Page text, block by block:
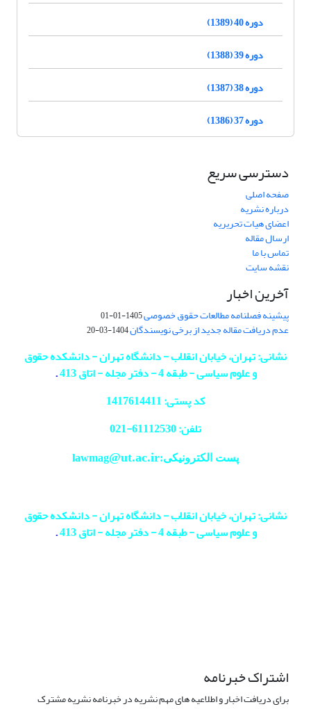
دوره 40 (1389)
دوره 39 (1388)
دوره 38 (1387)
دوره 37 (1386)
دسترسی سریع
صفحه اصلی
درباره نشریه
اعضای هیات تحریریه
ارسال مقاله
تماس با ما
نقشه سایت
آخرین اخبار
پیشینه فصلنامه مطالعات حقوق خصوصی1405-01-01
عدم دریافت مقاله جدید از برخی نویسندگان1404-03-20
نشانی: تهران، خیابان انقلاب - دانشگاه تهران - دانشکده حقوق
و علوم سیاسی - طبقه 4 - دفتر مجله - اتاق 413
.
کد پستی: 1417614411
تلفن: 61112530-
021
پست الکترونیکی:lawmag@ut.ac.ir
نشانی: تهران، خیابان انقلاب - دانشگاه تهران - دانشکده حقوق
و علوم سیاسی - طبقه 4 - دفتر مجله - اتاق 413
.
اشتراک خبرنامه
برای دریافت اخبار و اطلاعیه های مهم نشریه در خبرنامه نشریه مشترک